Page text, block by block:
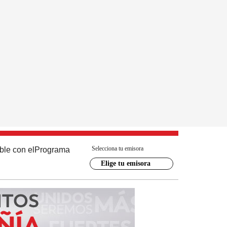
con el Programa Selecciona tu emisora
Elige tu emisora